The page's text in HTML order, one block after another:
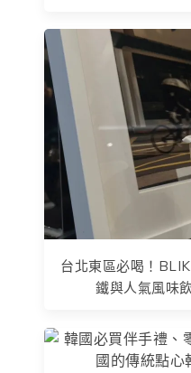
台北東區必喝！
鐵與人氣風味